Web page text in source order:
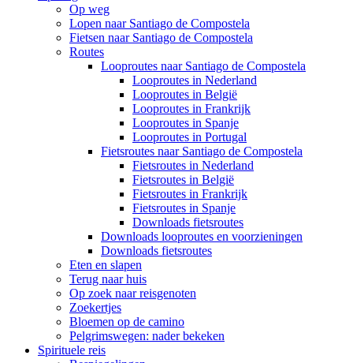
Op weg
Lopen naar Santiago de Compostela
Fietsen naar Santiago de Compostela
Routes
Looproutes naar Santiago de Compostela
Looproutes in Nederland
Looproutes in België
Looproutes in Frankrijk
Looproutes in Spanje
Looproutes in Portugal
Fietsroutes naar Santiago de Compostela
Fietsroutes in Nederland
Fietsroutes in België
Fietsroutes in Frankrijk
Fietsroutes in Spanje
Downloads fietsroutes
Downloads looproutes en voorzieningen
Downloads fietsroutes
Eten en slapen
Terug naar huis
Op zoek naar reisgenoten
Zoekertjes
Bloemen op de camino
Pelgrimswegen: nader bekeken
Spirituele reis